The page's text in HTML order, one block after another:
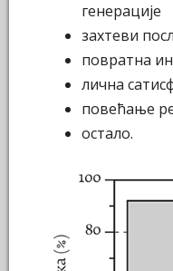
генерације
захтеви
повратна
лична
повећање
остало.